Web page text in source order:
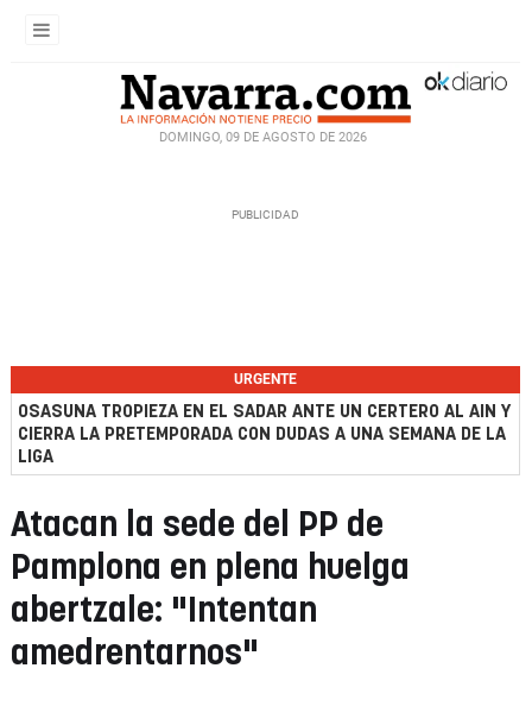
DOMINGO, 09 DE AGOSTO DE 2026
URGENTE
OSASUNA TROPIEZA EN EL SADAR ANTE UN CERTERO AL AIN Y
CIERRA LA PRETEMPORADA CON DUDAS A UNA SEMANA DE LA
LIGA
Atacan la sede del PP de
Pamplona en plena huelga
abertzale: "Intentan
amedrentarnos"